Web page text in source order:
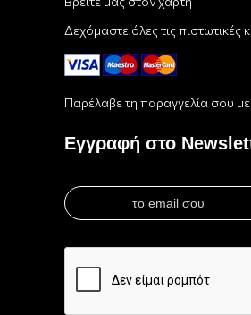
Δεχόμαστε όλες τις πιστωτικές
Παρέλαβε τη παραγγελία σου με
Εγγραφή στο